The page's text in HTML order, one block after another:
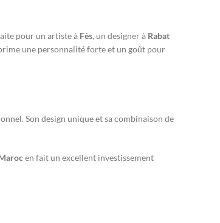
pour un artiste à Fès, un designer à Rabat
une personnalité forte et un goût pour
Son design unique et sa combinaison de
en fait un excellent investissement